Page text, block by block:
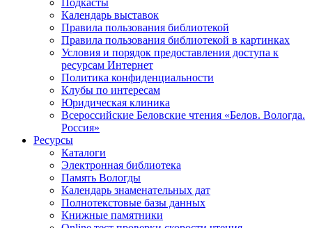
Подкасты
Календарь выставок
Правила пользования библиотекой
Правила пользования библиотекой в картинках
Условия и порядок предоставления доступа к
ресурсам Интернет
Политика конфиденциальности
Клубы по интересам
Юридическая клиника
Всероссийские Беловские чтения «Белов. Вологда.
Россия»
Ресурсы
Каталоги
Электронная библиотека
Память Вологды
Календарь знаменательных дат
Полнотекстовые базы данных
Книжные памятники